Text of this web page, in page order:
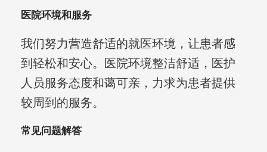
医院环境和服务
我们努力营造舒适的就医环境，让患者感
到轻松和安心。医院环境整洁舒适，医护
人员服务态度和蔼可亲，力求为患者提供
较周到的服务。
常见问题解答